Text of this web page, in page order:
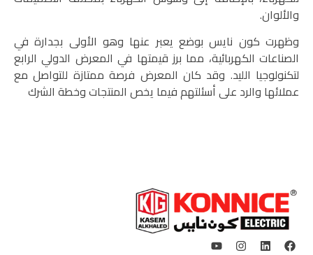
والألوان.
وظهرت كون نايس بوضع يعبر عنها وهو الأولى بجدارة في
الصناعات الكهربائية، مما برز قيمتها في المعرض الدولي الرابع
لتكنولوجيا الليد. وقد كان المعرض فرصة ممتازة للتواصل مع
عملائها والرد على أسئلتهم فيما يخص المنتجات وخطة الشرك